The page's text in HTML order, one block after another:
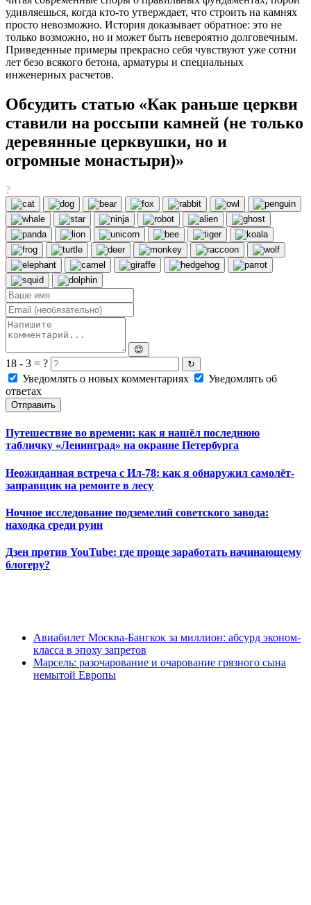
удивляешься, когда кто-то утверждает, что строить на камнях
просто невозможно. История доказывает обратное: это не
только возможно, но и может быть невероятно долговечным.
Приведенные примеры прекрасно себя чувствуют уже сотни
лет безо всякого бетона, арматуры и специальных
инженерных расчетов.
Обсудить статью «Как раньше церкви
ставили на россыпи камней (не только
деревянные церквушки, но и
огромные монастыри)»
?
😊
18 - 3 = ? ↻
Уведомлять о новых комментариях
Уведомлять об
ответах
Отправить
Путешествие во времени: как я нашёл последнюю
табличку «Ленинград» на окраине Петербурга
Неожиданная встреча с Ил-78: как я обнаружил самолёт-
заправщик на ремонте в лесу
Ночное исследование подземелий советского завода:
находка среди руин
Дзен против YouTube: где проще заработать начинающему
блогеру?
Авиабилет Москва-Бангкок за миллион: абсурд эконом-
класса в эпоху запретов
Марсель: разочарование и очарование грязного сына
немытой Европы